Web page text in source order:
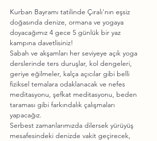
Kurban Bayramı tatilinde Çıralı'nın eşsiz
doğasında denize, ormana ve yogaya
doyacağımız 4 gece 5 günlük bir yaz
kampına davetlisiniz!
Sabah ve akşamları her seviyeye açık yoga
derslerinde ters duruşlar, kol dengeleri,
geriye eğilmeler, kalça açıcılar gibi belli
fiziksel temalara odaklanacak ve nefes
meditasyonu, şefkat meditasyonu, beden
taraması gibi farkındalık çalışmaları
yapacağız.
Serbest zamanlarımızda dilersek yürüyüş
mesafesindeki denizde vakit geçirecek,